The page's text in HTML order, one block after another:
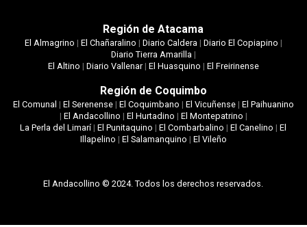
Región de Atacama
El Almagrino | El Chañaralino | Diario Caldera| Diario El Copiapino |
Diario Tierra Amarilla|
El Altino | Diario Vallenar| El Huasquino | El Freirinense
Región de Coquimbo
El Comunal | El Serenense| El Coquimbano | El Vicuñense| El Paihuanino
| El Andacollino | El Hurtadino | El Montepatrino |
La Perla del Limarí|El Punitaquino |El Combarbalino |El Canelino |El
Illapelino | El Salamanquino | El Vileño
El Andacollino © 2024. Todos los derechos reservados.